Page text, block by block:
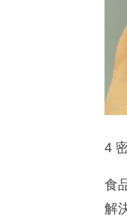
4
食
解